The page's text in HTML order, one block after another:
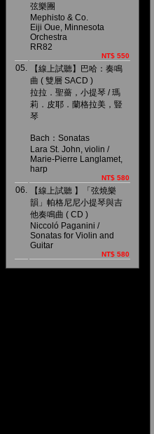
弦樂團
Mephisto & Co.
Eiji Oue, Minnesota
Orchestra
RR82
NT$ 550
05.
【線上試聽】巴哈：奏鳴
曲 ( 雙層 SACD )
拉拉．聖薔，小提琴 / 瑪
莉．皮耶．蘭格拉美，豎
琴
Bach：Sonatas
Lara St. John, violin /
Marie-Pierre Langlamet,
harp
NT$ 580
06.
【線上試聽 】「弦燒樂
韻」帕格尼尼小提琴與吉
他奏鳴曲 ( CD )
Niccoló Paganini /
Sonatas for Violin and
Guitar
NT$ 580